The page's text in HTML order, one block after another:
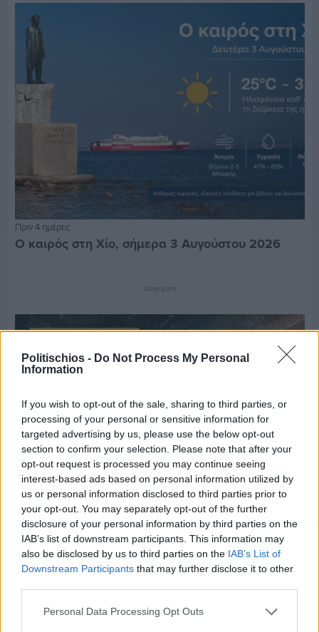
Politischios - Do Not Process My Personal
Information
If you wish to opt-out of the sale, sharing to third parties, or
processing of your personal or sensitive information for
targeted advertising by us, please use the below opt-out
section to confirm your selection. Please note that after your
opt-out request is processed you may continue seeing
interest-based ads based on personal information utilized by
us or personal information disclosed to third parties prior to
your opt-out. You may separately opt-out of the further
disclosure of your personal information by third parties on the
IAB’s list of downstream participants. This information may
also be disclosed by us to third parties on the IAB’s List of
Downstream Participants that may further disclose it to other
Personal Data Processing Opt Outs
Πριν 4 ημέρες
Ο καιρός στη Χίο, σήμερα 3 Αυγούστου 2026
Διαφήμιση
Πριν 7 ημέρες
Μία μικρή αλλά αναγκαία ανάπαυλα για την
ομάδα του «Πολίτη»